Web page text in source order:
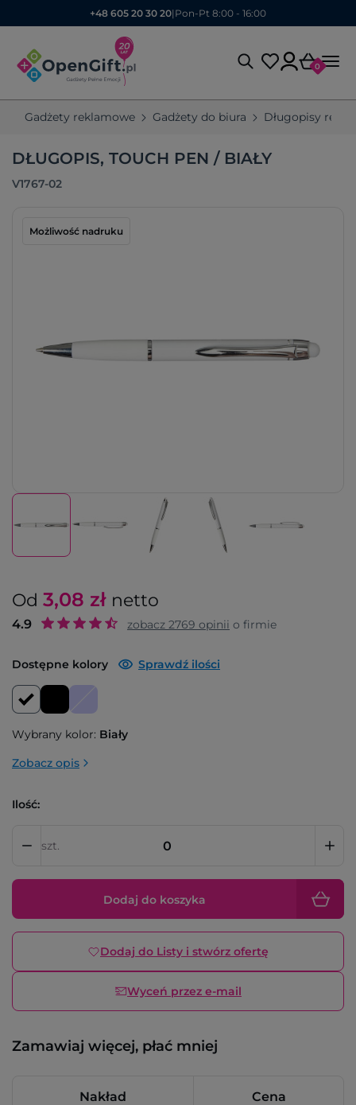
+48 605 20 30 20| Pon-Pt 8:00 - 16:00
0
Gadżety reklamowe Gadżety do biura Długopisy
DŁUGOPIS, TOUCH PEN / BIAŁY
V1767-02
Możliwość nadruku
Od 3,08 zł netto
4.9 zobacz 2769 opinii o firmie
Dostępne kolory Sprawdź ilości
Wybrany kolor: Biały
Zobacz opis
Ilość:
szt.
Dodaj do koszyka
Dodaj do Listy i stwórz ofertę
Wyceń przez e-mail
Zamawiaj więcej, płać mniej
Nakład Cena